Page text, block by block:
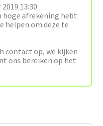
13:30
hoge afrekening hebt
helpen om deze te
contact op, we kijken
ons bereiken op het